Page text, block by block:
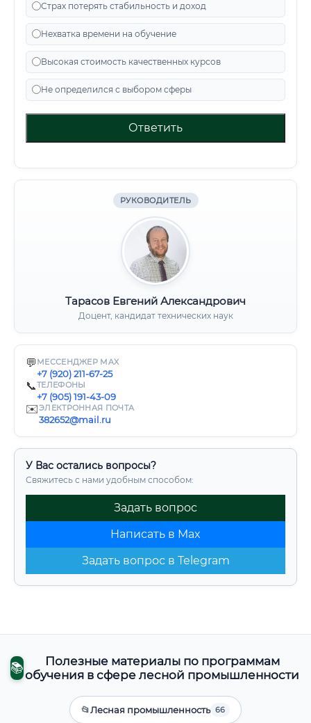
Страх потерять стабильность и доход
Нехватка времени на обучение
Высокая стоимость качественных курсов
Не определился с выбором сферы
Ответить
РУКОВОДИТЕЛЬ
Тарасов Евгений Александрович
Доцент, кандидат технических наук
💬 МЕССЕНДЖЕР MAX
+7 (920) 211-67-25
📞ТЕЛЕФОНЫ
+7 (905) 191-43-09
✉️ЭЛЕКТРОННАЯ ПОЧТА
382652@mail.ru
У Вас остались вопросы?
Свяжитесь с нами удобным способом:
Задать вопрос
Написать в Max
Задать вопрос в Telegram
📚
Полезные материалы по программам
обучения в сфере лесной промышленности
📂Лесная промышленность 66